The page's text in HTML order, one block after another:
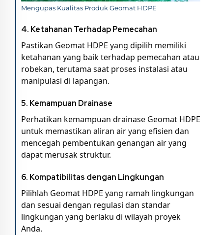
Mengupas Kualitas Produk Geomat HDPE
4. Ketahanan Terhadap Pemecahan
Pastikan Geomat HDPE yang dipilih memiliki
ketahanan yang baik terhadap pemecahan atau
robekan, terutama saat proses instalasi atau
manipulasi di lapangan.
5. Kemampuan Drainase
Perhatikan kemampuan drainase Geomat HDPE
untuk memastikan aliran air yang efisien dan
mencegah pembentukan genangan air yang
dapat merusak struktur.
6. Kompatibilitas dengan Lingkungan
Pilihlah Geomat HDPE yang ramah lingkungan
dan sesuai dengan regulasi dan standar
lingkungan yang berlaku di wilayah proyek
Anda.